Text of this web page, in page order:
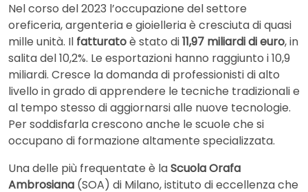
Nel corso del 2023 l’occupazione del settore
oreficeria, argenteria e gioielleria è cresciuta di quasi
mille unità. Il fatturatoè stato di11,97 miliardi di euro, in
salita del 10,2%. Le esportazioni hanno raggiunto i 10,9
miliardi. Cresce la domanda di professionisti di alto
livello in grado di apprendere le tecniche tradizionali e
al tempo stesso di aggiornarsi alle nuove tecnologie.
Per soddisfarla crescono anche le scuole che si
occupano di formazione altamente specializzata.
Una delle più frequentate è laScuola Orafa
Ambrosiana (SOA) di Milano, istituto di eccellenza che